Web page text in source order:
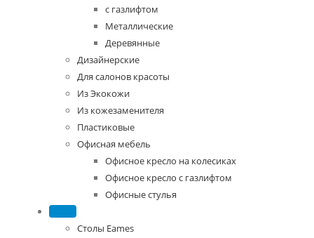
с газлифтом
Металлические
Деревянные
Дизайнерские
Для салонов красоты
Из Экокожи
Из кожезаменителя
Пластиковые
Офисная мебель
Офисное кресло на колесиках
Офисное кресло с газлифтом
Офисные стулья
Столы
Столы Eames